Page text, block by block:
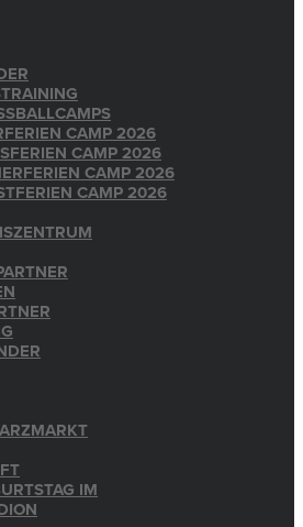
CAMP 2026
CAMP 2026
CAMP 2026
CAMP 2026
IM